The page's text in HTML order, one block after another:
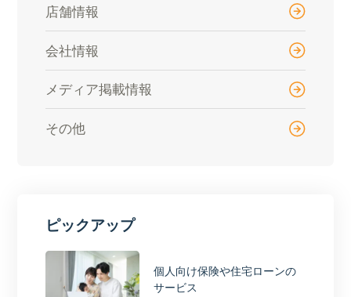
店舗情報
会社情報
メディア掲載情報
その他
ピックアップ
個人向け保険や住宅ローンの
サービス